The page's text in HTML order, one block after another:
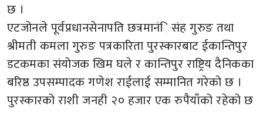
छ ।
एटजोनले पूर्वप्रधानसेनापति छत्रमानंिसंह गुरुङ तथा
श्रीमती कमला गुरुङ पत्रकारिता पुरस्कारबाट ईकान्तिपुर
डटकमका संयोजक खिम घले र कान्तिपुर राष्ट्रिय दैनिकका
बरिष्ठ उपसम्पादक गणेश राईलाई सम्मानित गरेको छ ।
पुरस्कारको राशी जनही २० हजार एक रुपैयाँको रहेको छ